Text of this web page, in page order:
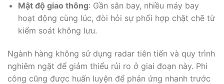
Mật độ giao thông: Gần sân bay, nhiều máy bay
hoạt động cùng lúc, đòi hỏi sự phối hợp chặt chẽ từ
kiểm soát không lưu.
Ngành hàng không sử dụng radar tiên tiến và quy trình
nghiêm ngặt để giảm thiểu rủi ro ở giai đoạn này. Phi
công cũng được huấn luyện để phản ứng nhanh trước